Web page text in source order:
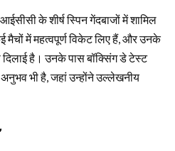
के शीर्ष स्पिन गेंदबाजों में शामिल
मैचों में महत्वपूर्ण विकेट लिए हैं, और उनके
दिलाई है। उनके पास बॉक्सिंग डे टेस्ट
अनुभव भी है, जहां उन्होंने उल्लेखनीय